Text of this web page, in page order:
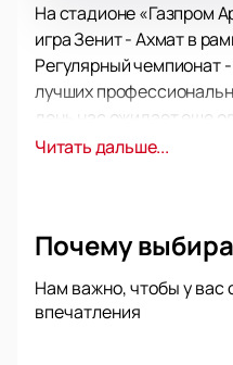
На стадионе «Газпром
игра Зенит - Ахмат в
Регулярный чемпионат
лучших
день нас ожидает еще
интересная игра между
сражаются сильнейшие
впечатления от
Каким будет исход
Читать дальше...
Почему
Нам важно, чтобы у вас
впечатления